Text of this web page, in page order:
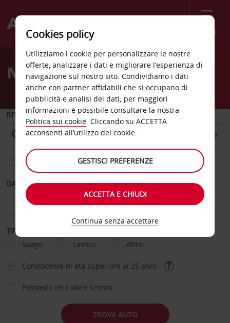
Menù
Welcome
AvisNoleggio auto Culver City
RITIRO DA
Scegli una località di riconsegna diversa
DAL GIORNO AL GIORNO
TIPOLOGIA DI NOLEGGIO
Svago
Lavoro Altro
Conducente di età superiore ai 25 anni
Possiedo un codice sconto
TROVA AUTO
Cookies policy
Utilizziamo i cookie per personalizzare le nostre
offerte, analizzare i dati e migliorare l’esperienza di
navigazione sul nostro sito. Condividiamo i dati
anche con partner affidabili che si occupano di
pubblicità e analisi dei dati; per maggiori
informazioni è possibile consultare la nostra
Politica sui cookie. Cliccando su ACCETTA
acconsenti all’utilizzo dei cookie.
GESTISCI PREFERENZE
ACCETTA E CHIUDI
Continua senza accettare